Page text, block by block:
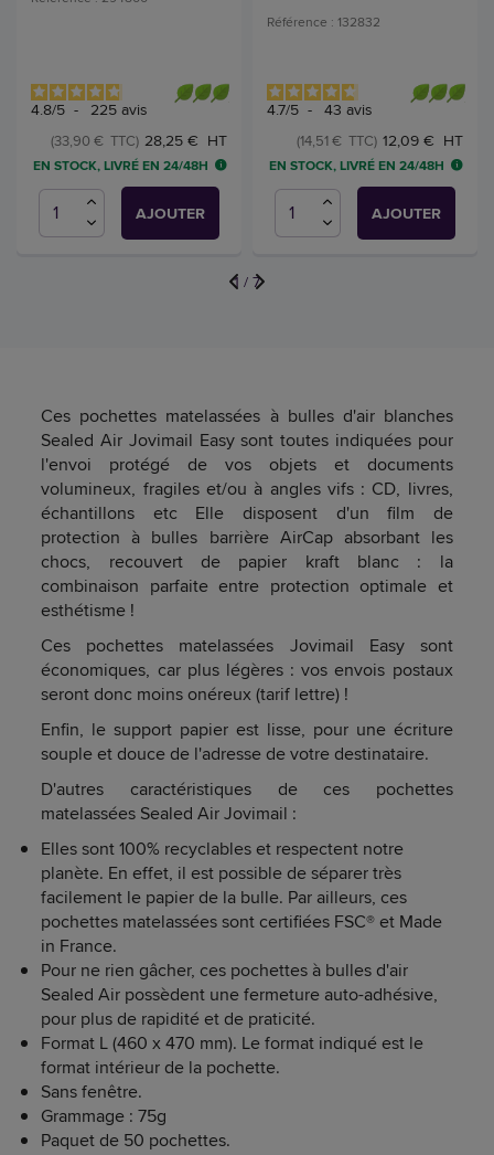
4.8/5 - 225 avis
28,25 € HT
(33,90 € TTC)
EN STOCK, LIVRÉ EN 24/48H
AJOUTER
Référence : 132832
4.7/5 - 43 avis
12,09 € HT
(14,51 € TTC)
EN STOCK, LIVRÉ EN 24/48H
AJOUTER
1 / 7
Ces pochettes matelassées à bulles d'air blanches
Sealed Air Jovimail Easy sont toutes indiquées pour
l'envoi protégé de vos objets et documents
volumineux, fragiles et/ou à angles vifs : CD, livres,
échantillons etc Elle disposent d'un film de
protection à bulles barrière AirCap absorbant les
chocs, recouvert de papier kraft blanc : la
combinaison parfaite entre protection optimale et
esthétisme !
Ces pochettes matelassées Jovimail Easy sont
économiques, car plus légères : vos envois postaux
seront donc moins onéreux (tarif lettre) !
Enfin, le support papier est lisse, pour une écriture
souple et douce de l'adresse de votre destinataire.
D'autres caractéristiques de ces pochettes
matelassées Sealed Air Jovimail :
Elles sont 100% recyclables et respectent notre
planète. En effet, il est possible de séparer très
facilement le papier de la bulle. Par ailleurs, ces
pochettes matelassées sont certifiées FSC® et Made
in France.
Pour ne rien gâcher, ces pochettes à bulles d'air
Sealed Air possèdent une fermeture auto-adhésive,
pour plus de rapidité et de praticité.
Format L (460 x 470 mm). Le format indiqué est le
format intérieur de la pochette.
Sans fenêtre.
Grammage : 75g
Paquet de 50 pochettes.